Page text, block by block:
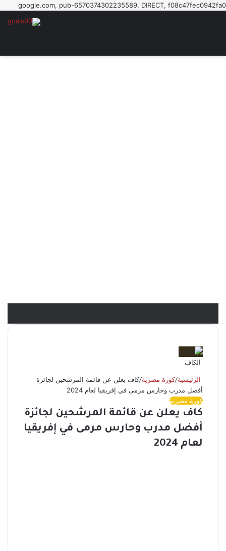
google.com, pub-6570374302235589, DIRECT, f08c47fec0942fa0
الكاف
الرئيسية/كورة مصرية/كاف يعلن عن قائمة المرشحين لجائزة
أفضل مدرب وحارس مرمى في إفريقيا لعام 2024
كورة مصرية
كاف يعلن عن قائمة المرشحين لجائزة
أفضل مدرب وحارس مرمى في إفريقيا
لعام 2024